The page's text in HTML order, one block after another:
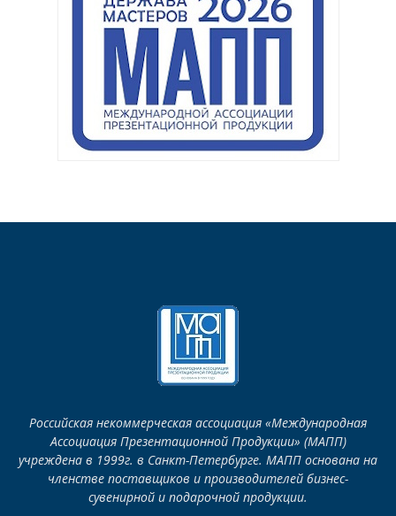
Российская некоммерческая ассоциация «Международная
Ассоциация Презентационной Продукции» (МАПП)
учреждена в 1999г. в Санкт-Петербурге. МАПП основана на
членстве поставщиков и производителей бизнес-
сувенирной и подарочной продукции.